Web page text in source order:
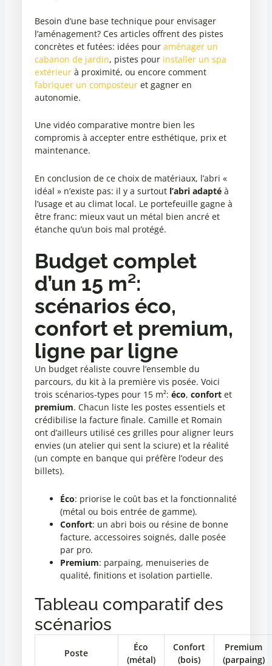
Besoin d’une base technique pour envisager
l’aménagement? Ces articles offrent des pistes
concrètes et futées: idées pour aménager un
cabanon de jardin, pistes pour installer un spa
extérieurà proximité, ou encore comment
fabriquer un composteuret gagner en
autonomie.
Une vidéo comparative montre bien les
compromis à accepter entre esthétique, prix et
maintenance.
En conclusion de ce choix de matériaux, l’abri «
idéal » n’existe pas: il y a surtout l’abri adaptéà
l’usage et au climat local. Le portefeuille gagne à
être franc: mieux vaut un métal bien ancré et
étanche qu’un bois mal protégé.
Budget complet
d’un 15 m²:
scénarios éco,
confort et premium,
ligne par ligne
Un budget réaliste couvre l’ensemble du
parcours, du kit à la première vis posée. Voici
trois scénarios-types pour 15 m²: éco, confortet
premium. Chacun liste les postes essentiels et
crédibilise la facture finale. Camille et Romain
ont d’ailleurs utilisé ces grilles pour aligner leurs
envies (un atelier qui sent la sciure) et la réalité
(un compte en banque qui préfère l’odeur des
billets).
Éco: priorise le coût bas et la fonctionnalité
(métal ou bois entrée de gamme).
Confort: un abri bois ou résine de bonne
facture, accessoires soignés, dalle posée
par pro.
Premium: parpaing, menuiseries de
qualité, finitions et isolation partielle.
Tableau comparatif des
scénarios
Poste
Éco
(métal)
Confort
(bois)
Premium
(parpaing)